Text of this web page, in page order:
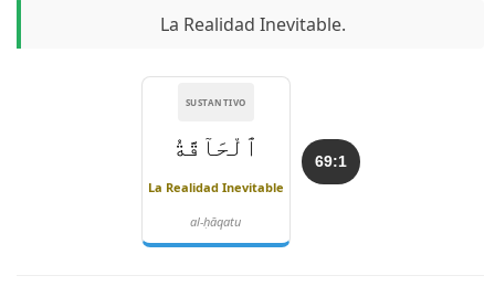
La Realidad Inevitable.
69:1
SUSTANTIVO
ٱلْحَآقَّةُ
La Realidad Inevitable
al-ḥāqatu